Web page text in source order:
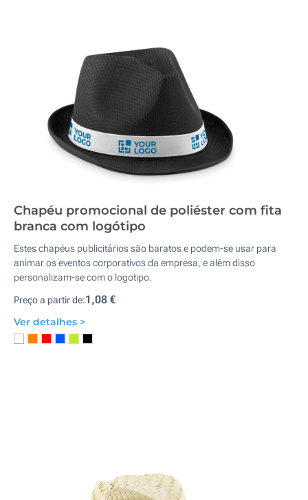
Chapéu promocional de poliéster com fita
branca com logótipo
Estes chapéus publicitários são baratos e podem-se usar para
animar os eventos corporativos da empresa, e além disso
personalizam-se com o logotipo.
Preço a partir de:1,08 €
Ver detalhes >